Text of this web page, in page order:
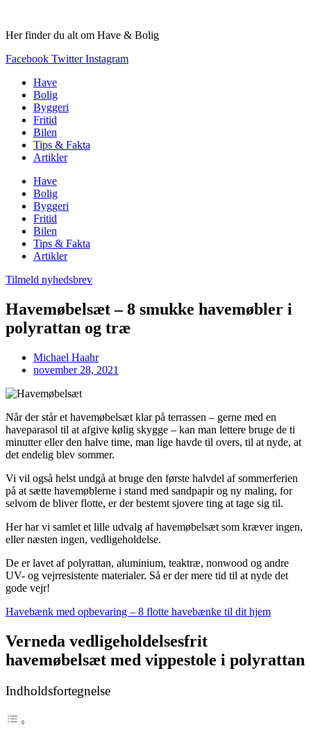
indhold
Her finder du alt om Have & Bolig
Facebook Twitter Instagram
Have
Bolig
Byggeri
Fritid
Bilen
Tips & Fakta
Artikler
Have
Bolig
Byggeri
Fritid
Bilen
Tips & Fakta
Artikler
Tilmeld nyhedsbrev
Havemøbelsæt – 8 smukke havemøbler i
polyrattan og træ
Michael Haahr
november 28, 2021
Når der står et havemøbelsæt klar på terrassen – gerne med en
haveparasol til at afgive kølig skygge – kan man lettere bruge de ti
minutter eller den halve time, man lige havde til overs, til at nyde, at
det endelig blev sommer.
Vi vil også helst undgå at bruge den første halvdel af sommerferien
på at sætte havemøblerne i stand med sandpapir og ny maling, for
selvom de bliver flotte, er der bestemt sjovere ting at tage sig til.
Her har vi samlet et lille udvalg af havemøbelsæt som kræver ingen,
eller næsten ingen, vedligeholdelse.
De er lavet af polyrattan, aluminium, teaktræ, nonwood og andre
UV- og vejrresistente materialer. Så er der mere tid til at nyde det
gode vejr!
Havebænk med opbevaring – 8 flotte havebænke til dit hjem
Verneda vedligeholdelsesfrit
havemøbelsæt med vippestole i polyrattan
Indholdsfortegnelse